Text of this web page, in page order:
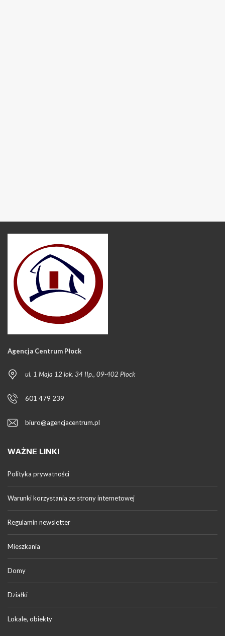
Agencja Centrum Płock
ul. 1 Maja 12 lok. 34 IIp., 09-402 Płock
601 479 239
biuro@agencjacentrum.pl
WAŻNE LINKI
Polityka prywatności
Warunki korzystania ze strony internetowej
Regulamin newsletter
Mieszkania
Domy
Działki
Lokale, obiekty